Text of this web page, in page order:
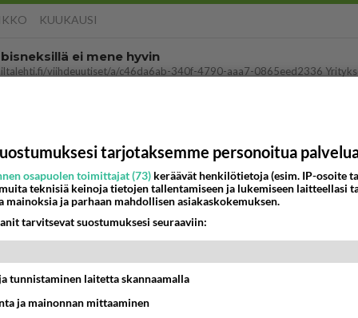
KUUKAUSI
ei mene hyvin
Kotimaiset julkkisjuorut
voita reilusti, persut kumoavat demokratian
Maailman menoa
on tehnyt?
Ikävä
tarjotaksemme personoitua
osapuolen toimittajat (73) keräävät henkilötietoja (esim. IP-osoite
teknisiä keinoja tietojen tallentamiseen ja lukemiseen laitteellasi
ja parhaan mahdollisen asiakaskokemuksen.
tarvitsevat suostumuksesi seuraaviin:
tunnistaminen laitetta skannaamalla
ja mainonnan mittaaminen